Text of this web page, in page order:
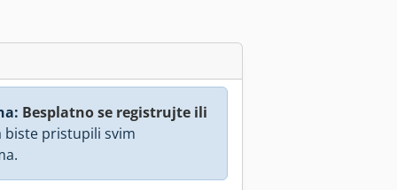
Besplatno se registrujte ili
biste pristupili svim